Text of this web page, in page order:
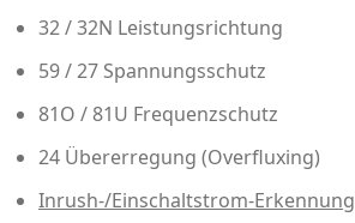
32 / 32N Leistungsrichtung
59 / 27 Spannungsschutz
81O / 81U Frequenzschutz
24 Übererregung (Overfluxing)
Inrush-/Einschaltstrom-Erkennung